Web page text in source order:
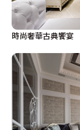
時尚奢華古典饗宴